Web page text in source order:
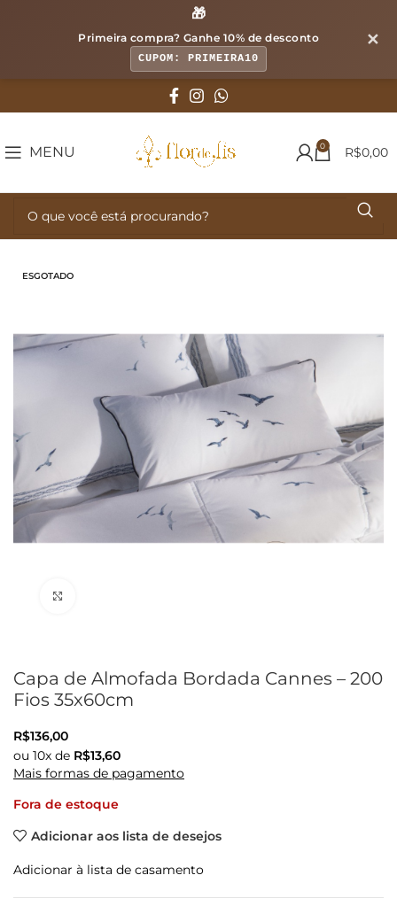
🎁
Primeira compra? Ganhe 10% de desconto
CUPOM: PRIMEIRA10
✕
MENU 0 R$0,00
ESGOTADO
Capa de Almofada Bordada Cannes – 200
Fios 35x60cm
R$136,00
ou 10x de R$13,60
Mais formas de pagamento
Fora de estoque
Adicionar aos lista de desejos
Adicionar à lista de casamento